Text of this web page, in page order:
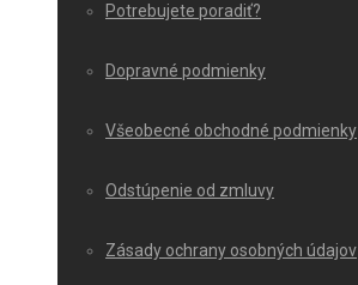
Potrebujete poradiť?
Dopravné podmienky
Všeobecné obchodné podmienky
Odstúpenie od zmluvy
Zásady ochrany osobných údajov